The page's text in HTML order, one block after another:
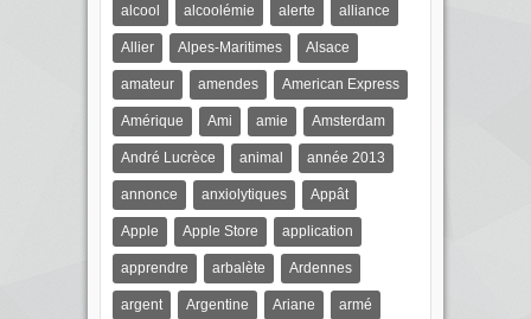
alcool alcoolémie alerte alliance
Allier Alpes-Maritimes Alsace
amateur amendes American Express
Amérique Ami amie Amsterdam
André Lucrèce animal année 2013
annonce anxiolytiques Appât
Apple Apple Store application
apprendre arbalète Ardennes
argent Argentine Ariane armé